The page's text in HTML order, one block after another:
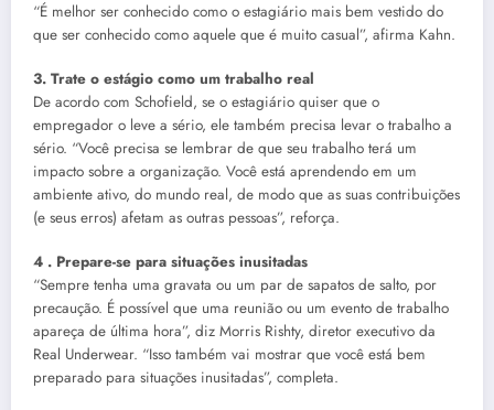
“É melhor ser conhecido como o estagiário mais bem vestido do
que ser conhecido como aquele que é muito casual”, afirma Kahn.
3. Trate o estágio como um trabalho real
De acordo com Schofield, se o estagiário quiser que o
empregador o leve a sério, ele também precisa levar o trabalho a
sério. “Você precisa se lembrar de que seu trabalho terá um
impacto sobre a organização. Você está aprendendo em um
ambiente ativo, do mundo real, de modo que as suas contribuições
(e seus erros) afetam as outras pessoas”, reforça.
4 . Prepare-se para situações inusitadas
“Sempre tenha uma gravata ou um par de sapatos de salto, por
precaução. É possível que uma reunião ou um evento de trabalho
apareça de última hora”, diz Morris Rishty, diretor executivo da
Real Underwear. “Isso também vai mostrar que você está bem
preparado para situações inusitadas”, completa.